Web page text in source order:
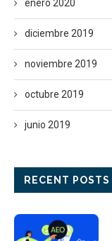
enero 2020
diciembre 2019
noviembre 2019
octubre 2019
junio 2019
RECENT POSTS